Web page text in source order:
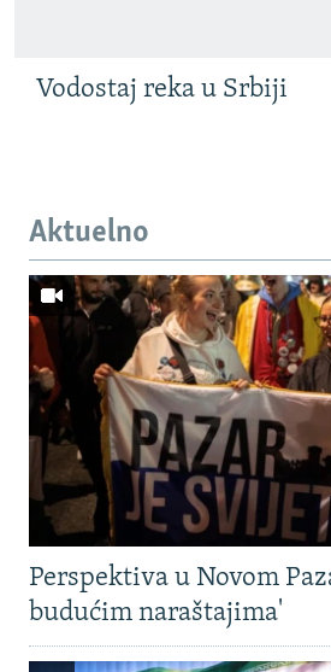
Vodostaj reka u Srbiji
Aktuelno
Perspektiva u Novom
budućim naraštajima'